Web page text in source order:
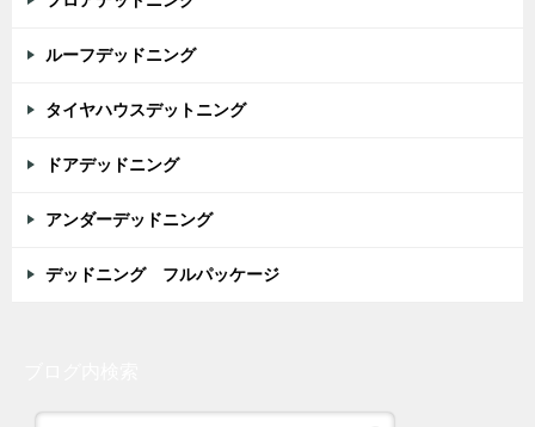
ルーフデッドニング
タイヤハウスデットニング
ドアデッドニング
アンダーデッドニング
デッドニング フルパッケージ